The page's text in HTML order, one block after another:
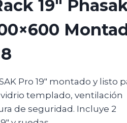
19″
Pro 19″ montado y listo
templado, ventilación
de seguridad. Incluye 2